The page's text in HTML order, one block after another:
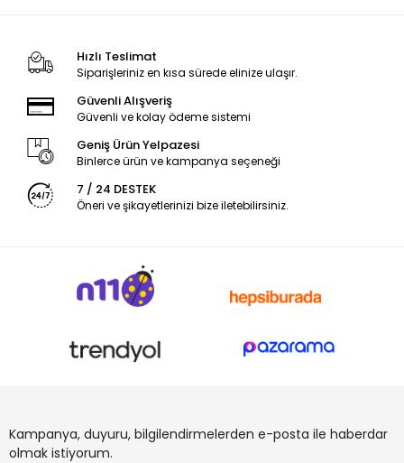
Hızlı Teslimat
Siparişleriniz en kısa sürede elinize ulaşır.
Güvenli Alışveriş
Güvenli ve kolay ödeme sistemi
Geniş Ürün Yelpazesi
Binlerce ürün ve kampanya seçeneği
7 / 24 DESTEK
Öneri ve şikayetlerinizi bize iletebilirsiniz.
Kampanya, duyuru, bilgilendirmelerden e-posta ile haberdar
olmak istiyorum.